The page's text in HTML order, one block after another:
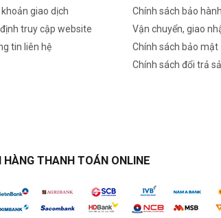
giao dịch
truy cập website
tin liên hệ
Chính sách bảo hành
Vận chuyển, giao
Chính sách bảo mật
Chính sách đổi trả
HÀNG THANH TOÁN ONLINE